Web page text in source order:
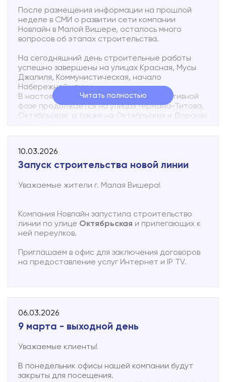
подключения и коротко описать неисправность.
После размещения информации на прошлой
неделе в СМИ о развитии сети компании
Новлайн в Малой Вишере, осталось много
вопросов об этапах строительства.
На сегодняшний день строительные работы
успешно завершены на улицах Красная, Мусы
Джалиля, Коммунистическая, начало
Набережной улицы.
В настоящее время строительство в активной
фазе продолжается на улицах Германа-Титова,
Октябрьская, а также на Октябрьских и Дорских
переулках.
графика расширения покрытия:
К концу 2026 года планируется построить ВОЛС
на улицах Кузьминская, Балочная, Герцена,
Трактористов, Урицкого и обеспечить
В 2027 году в фокусе — улицы Некрасова,
Ленинградская, Комсомольская и Ленина.
О запуске работ информация размещается на
сайте. А если Вы оставляли заявку, Вам
обязательно позвонят.
В рамках проекта будет создана полноценная
домохозяйств. Общий объем строительства
составит 4 километра магистральной и 20
оптической сети.
составить коллективную заявку и предоставить
планирования.
Читать полностью
10.03.2026
Запуск строительства новой линии
Уважаемые жители г. Малая Вишера!
Компания Новлайн запустила строительство
линии по улице Октябрьская и прилегающих к
ней переулков.
Приглашаем в офис для заключения договоров
на предоставление услуг Интернет и IP TV.
06.03.2026
9 марта - выходной день
Уважаемые клиенты!
В понедельник офисы нашей компании будут
закрыты для посещения.